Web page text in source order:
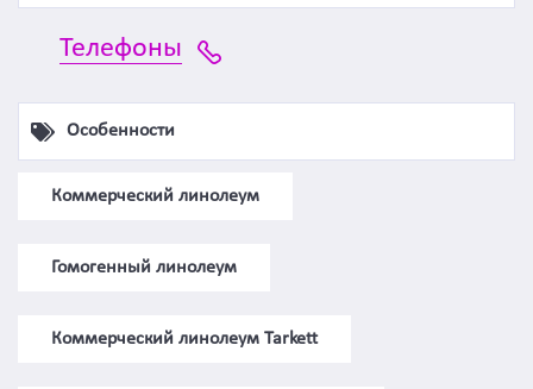
Телефоны
Особенности
Коммерческий линолеум
Гомогенный линолеум
Коммерческий линолеум Tarkett